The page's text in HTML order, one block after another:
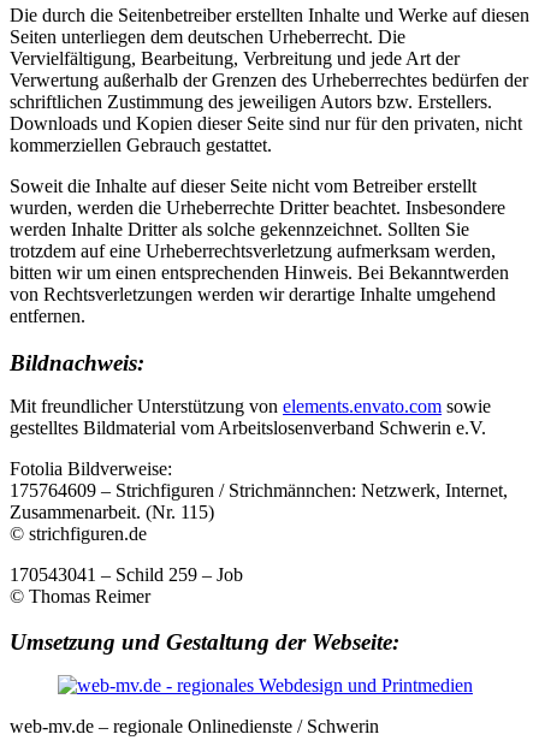
Die durch die Seitenbetreiber erstellten Inhalte und Werke auf diesen
Seiten unterliegen dem deutschen Urheberrecht. Die
Vervielfältigung, Bearbeitung, Verbreitung und jede Art der
Verwertung außerhalb der Grenzen des Urheberrechtes bedürfen der
schriftlichen Zustimmung des jeweiligen Autors bzw. Erstellers.
Downloads und Kopien dieser Seite sind nur für den privaten, nicht
kommerziellen Gebrauch gestattet.
Soweit die Inhalte auf dieser Seite nicht vom Betreiber erstellt
wurden, werden die Urheberrechte Dritter beachtet. Insbesondere
werden Inhalte Dritter als solche gekennzeichnet. Sollten Sie
trotzdem auf eine Urheberrechtsverletzung aufmerksam werden,
bitten wir um einen entsprechenden Hinweis. Bei Bekanntwerden
von Rechtsverletzungen werden wir derartige Inhalte umgehend
entfernen.
Bildnachweis:
Mit freundlicher Unterstützung von elements.envato.com sowie
gestelltes Bildmaterial vom Arbeitslosenverband Schwerin e.V.
Fotolia Bildverweise:
175764609 – Strichfiguren / Strichmännchen: Netzwerk, Internet,
Zusammenarbeit. (Nr. 115)
© strichfiguren.de
170543041 – Schild 259 – Job
© Thomas Reimer
Umsetzung und Gestaltung der Webseite:
web-mv.de – regionale Onlinedienste / Schwerin